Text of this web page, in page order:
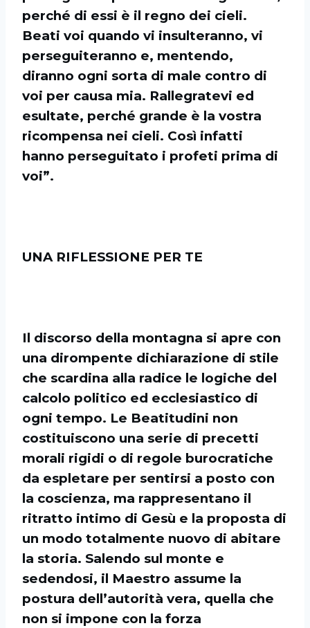
perché di essi è il regno dei cieli.
Beati voi quando vi insulteranno, vi
perseguiteranno e, mentendo,
diranno ogni sorta di male contro di
voi per causa mia. Rallegratevi ed
esultate, perché grande è la vostra
ricompensa nei cieli. Così infatti
hanno perseguitato i profeti prima di
voi”.
UNA RIFLESSIONE PER TE
Il discorso della montagna si apre con
una dirompente dichiarazione di stile
che scardina alla radice le logiche del
calcolo politico ed ecclesiastico di
ogni tempo. Le Beatitudini non
costituiscono una serie di precetti
morali rigidi o di regole burocratiche
da espletare per sentirsi a posto con
la coscienza, ma rappresentano il
ritratto intimo di Gesù e la proposta di
un modo totalmente nuovo di abitare
la storia. Salendo sul monte e
sedendosi, il Maestro assume la
postura dell’autorità vera, quella che
non si impone con la forza